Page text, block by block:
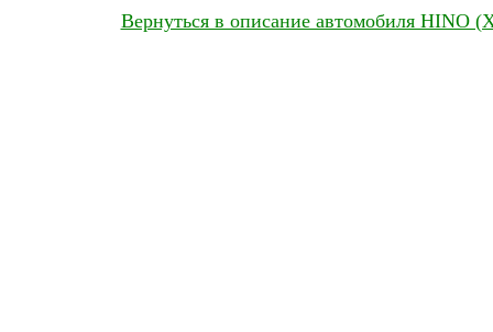
Вернуться в описание автомобиля